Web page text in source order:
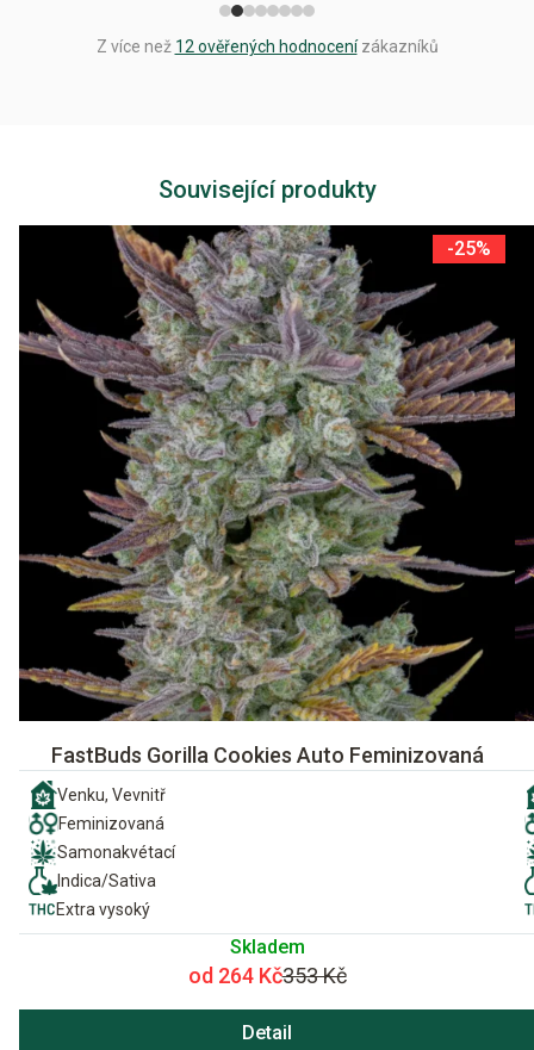
Z více než 12 ověřených hodnocenízákazníků
Související produkty
-25%
FastBuds Gorilla Cookies Auto Feminizovaná
Venku, Vevnitř
Feminizovaná
Samonakvétací
Indica/Sativa
Extra vysoký
Skladem
od 264 Kč353 Kč
Detail